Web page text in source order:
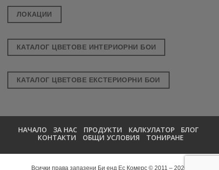
ЛОКАЦИИ
КАТАЛОГ ЦВЕТОВЕ ИНТЕРИОРНИ БОИ
КАТАЛОГ ЦВЕТОВЕ ЕКСТЕРИОРНИ БОИ
НАЧАЛО ЗА НАС ПРОДУКТИ КАЛКУЛАТОР
БЛОГ
КОНТАКТИ
ОБЩИ УСЛОВИЯ ТОНИРАНЕ
Всички права запазени Би енд Ес Комерс © 2011 – 2026